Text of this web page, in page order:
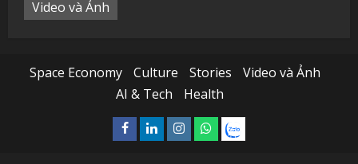
Video và Ảnh
Space Economy Culture Stories
Video và Ảnh
AI & Tech
Health
Facebook
LinkedinInstagram
What’sapp
Zalo